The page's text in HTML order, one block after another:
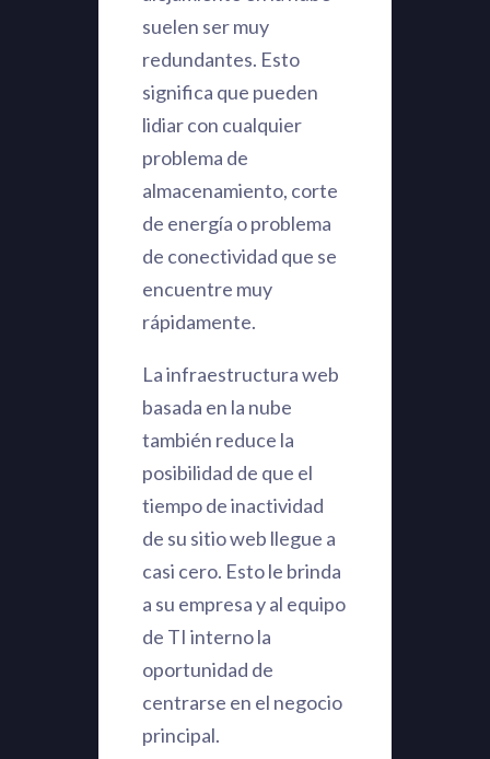
suelen ser muy
redundantes. Esto
significa que pueden
lidiar con cualquier
problema de
almacenamiento, corte
de energía o problema
de conectividad que se
encuentre muy
rápidamente.
La infraestructura web
basada en la nube
también reduce la
posibilidad de que el
tiempo de inactividad
de su sitio web llegue a
casi cero. Esto le brinda
a su empresa y al equipo
de TI interno la
oportunidad de
centrarse en el negocio
principal.